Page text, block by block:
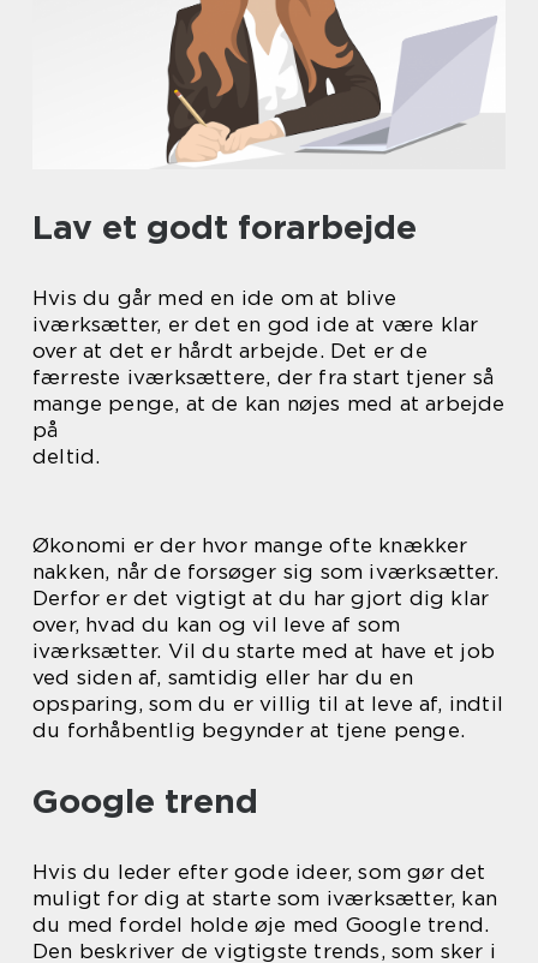
Lav et godt forarbejde
Hvis du går med en ide om at blive
iværksætter, er det en god ide at være klar
over at det er hårdt arbejde. Det er de
færreste iværksættere, der fra start tjener så
mange penge, at de kan nøjes med at arbejde
på
deltid.
Økonomi er der hvor mange ofte knækker
nakken, når de forsøger sig som iværksætter.
Derfor er det vigtigt at du har gjort dig klar
over, hvad du kan og vil leve af som
iværksætter. Vil du starte med at have et job
ved siden af, samtidig eller har du en
opsparing, som du er villig til at leve af, indtil
du forhåbentlig begynder at tjene penge.
Google trend
Hvis du leder efter gode ideer, som gør det
muligt for dig at starte som iværksætter, kan
du med fordel holde øje med Google trend.
Den beskriver de vigtigste trends, som sker i